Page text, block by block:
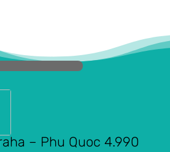
– Phu Quoc 4.990